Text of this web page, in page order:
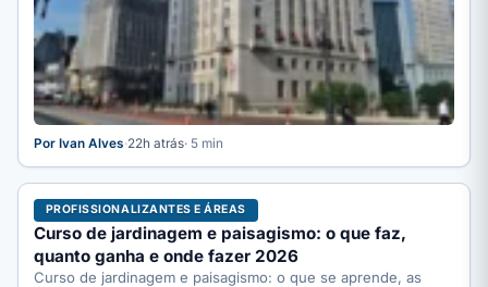
Por Ivan Alves·22h atrás· 5 min
PROFISSIONALIZANTES E ÁREAS
Curso de jardinagem e paisagismo: o que faz,
quanto ganha e onde fazer 2026
Curso de jardinagem e paisagismo: o que se aprende, as